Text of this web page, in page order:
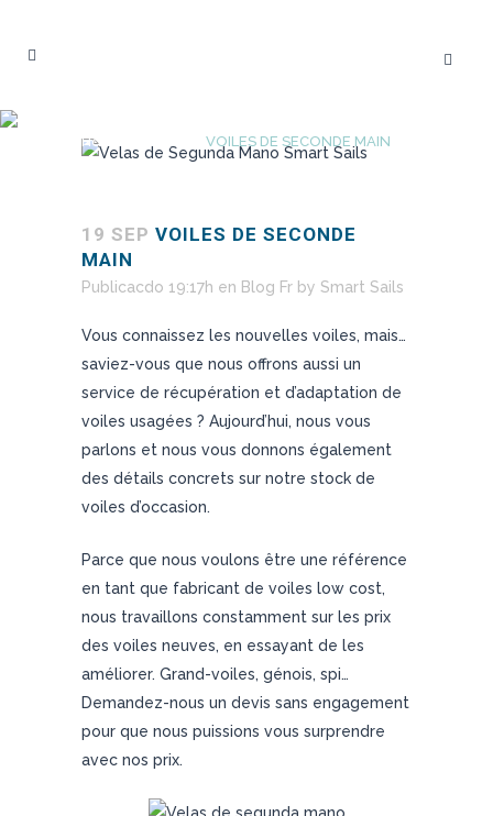
Home VOILES DE SECONDE MAIN
19 SEP VOILES DE SECONDE
MAIN
Publicacdo 19:17h en Blog Fr by Smart Sails
Vous connaissez les nouvelles voiles, mais…
saviez-vous que nous offrons aussi un
service de récupération et d’adaptation de
voiles usagées ? Aujourd’hui, nous vous
parlons et nous vous donnons également
des détails concrets sur notre stock de
voiles d’occasion.
Parce que nous voulons être une référence
en tant que fabricant de voiles low cost,
nous travaillons constamment sur les prix
des voiles neuves, en essayant de les
améliorer. Grand-voiles, génois, spi…
Demandez-nous un devis sans engagement
pour que nous puissions vous surprendre
avec nos prix.